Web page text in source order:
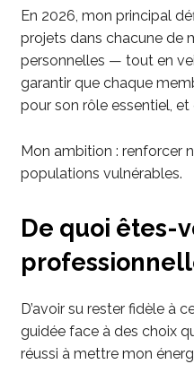
En 2026, mon principal
projets dans chacune de
personnelles — tout en
garantir que chaque
pour son rôle essentiel, et
Mon ambition : renforcer
populations vulnérables.
De quoi êtes-
D’avoir su rester fidèle à
guidée face à des choix
réussi à mettre mon